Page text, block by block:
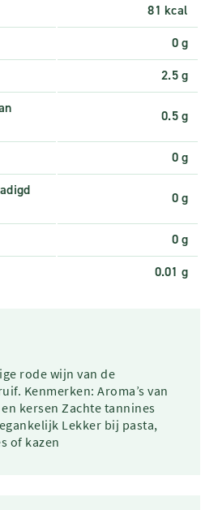
81 kcal
0 g
2.5 g
0.5 g
0 g
0 g
0 g
0.01 g
rode wijn van de
Kenmerken: Aroma’s van
kersen Zachte tannines
Lekker bij pasta,
of kazen